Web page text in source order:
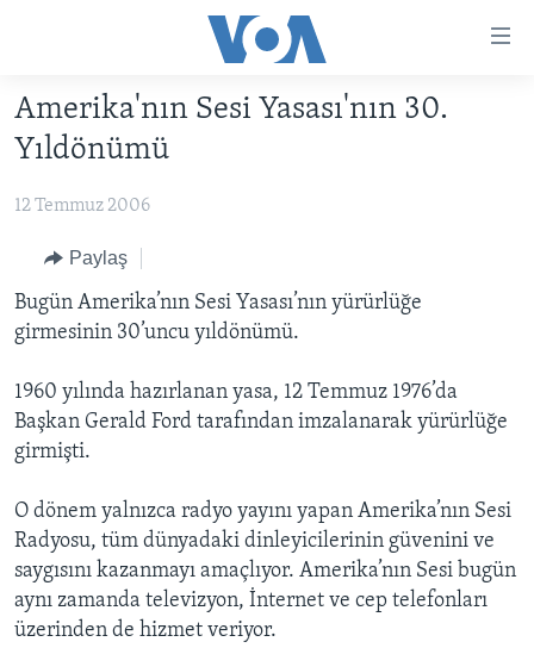
geç
Ana
geç
AMERİKA
ORTADOĞU
AVRUPA
ULUSLARARASI
SAĞLIK
BİLİM VE TEKNOLOJİ
ÇEVRE
HAYATTAN
SANAT
AMERİKA'DA YAŞAM
UKRAYNA KRİZİ
YAPAY ZEKA
YORUMLAR
AMERIKA'YA ÖZEL
İNGİLİZCE DERSLERİ
MULTİMEDYA
FOTO GALERİ
BIZI TAKIP EDIN
Amerika'nın Sesi Yasası'nın 30.
Yıldönümü
12 Temmuz 2006
Paylaş
Bugün Amerika’nın Sesi Yasası’nın yürürlüğe
girmesinin 30’uncu yıldönümü.
1960 yılında hazırlanan yasa, 12 Temmuz 1976’da
Başkan Gerald Ford tarafından imzalanarak yürürlüğe
girmişti.
O dönem yalnızca radyo yayını yapan Amerika’nın Sesi
Radyosu, tüm dünyadaki dinleyicilerinin güvenini ve
saygısını kazanmayı amaçlıyor. Amerika’nın Sesi bugün
aynı zamanda televizyon, İnternet ve cep telefonları
üzerinden de hizmet veriyor.